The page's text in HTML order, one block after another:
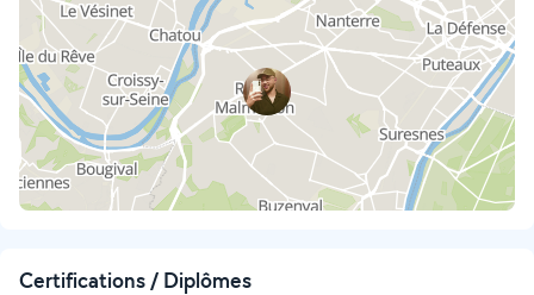
Certifications / Diplômes